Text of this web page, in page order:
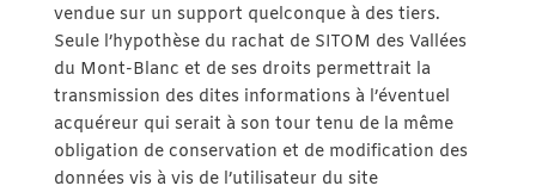
vendue sur un support quelconque à des tiers.
Seule l’hypothèse du rachat de SITOM des Vallées
du Mont-Blanc et de ses droits permettrait la
transmission des dites informations à l’éventuel
acquéreur qui serait à son tour tenu de la même
obligation de conservation et de modification des
données vis à vis de l’utilisateur du site